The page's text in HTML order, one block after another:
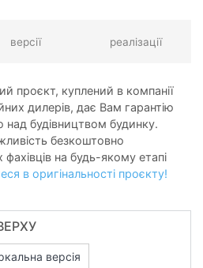
версії реалізації
проєкт, куплений в компанії
дилерів, дає Вам гарантію
над будівництвом будинку.
безкоштовно
на будь-якому етапі
в оригінальності проєкту!
версія